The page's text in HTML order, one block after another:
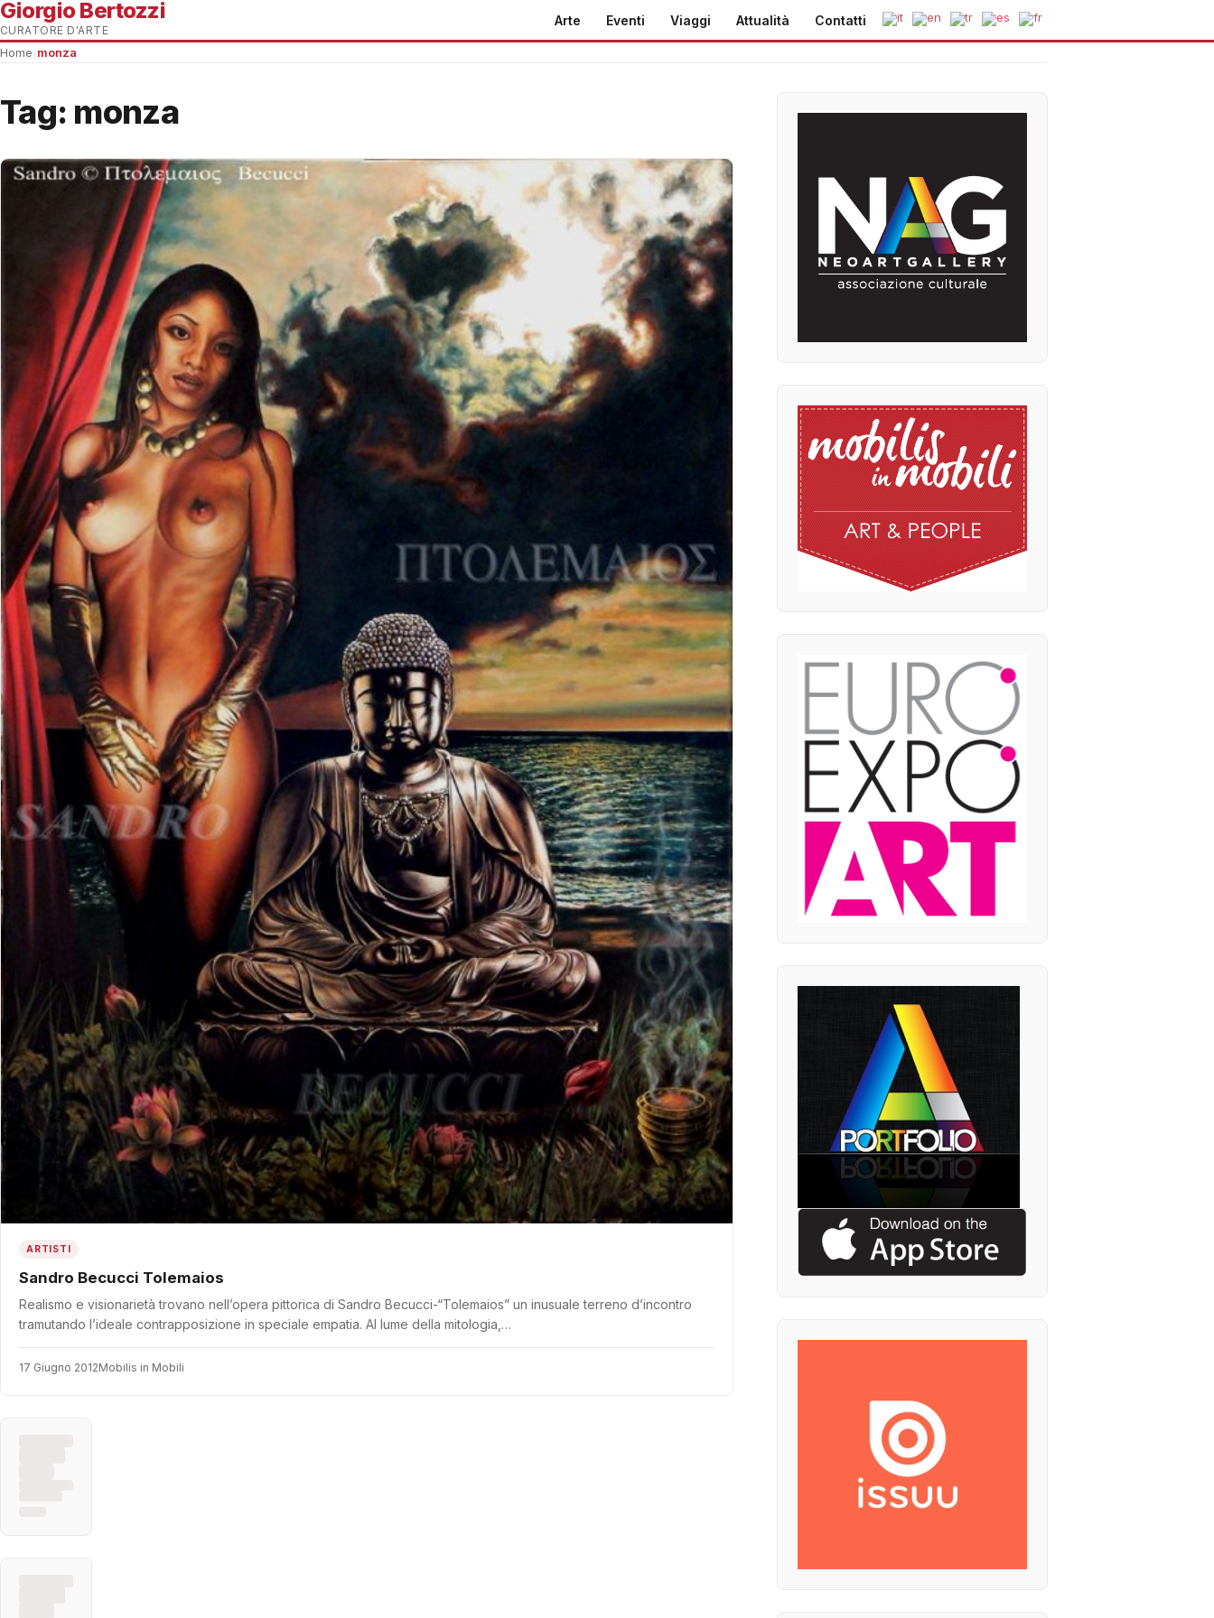
Giorgio Bertozzi
CURATORE D'ARTE
Arte Eventi Viaggi Attualità Contatti
Home monza
Tag: monza
ARTISTI
Sandro Becucci Tolemaios
Realismo e visionarietà trovano nell’opera pittorica di Sandro Becucci-“Tolemaios” un inusuale terreno d’incontro
tramutando l’ideale contrapposizione in speciale empatia. Al lume della mitologia,…
17 Giugno 2012Mobilis in Mobili